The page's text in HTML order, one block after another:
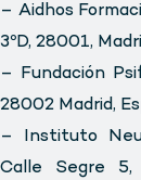
– Aidhos
3ºD, 28001,
– Fundación
28002 Madrid,
– Instituto
Calle Segre 5,